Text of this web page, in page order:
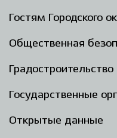
Гостям Городского
Общественная
Государственные
Открытые данные